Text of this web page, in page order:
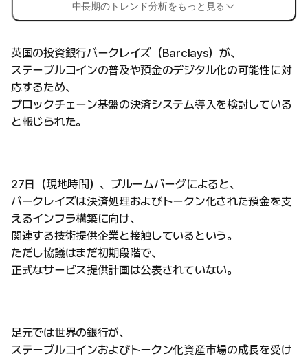
中長期のトレンド分析をもっと見る
英国の投資銀行バークレイズ（Barclays）が、
ステーブルコインの普及や預金のデジタル化の可能性に対
応するため、
ブロックチェーン基盤の決済システム導入を検討している
と報じられた。
27日（現地時間）、ブルームバーグによると、
バークレイズは決済処理およびトークン化された預金を支
えるインフラ構築に向け、
関連する技術提供企業と接触しているという。
ただし協議はまだ初期段階で、
正式なサービス提供計画は公表されていない。
足元では世界の銀行が、
ステーブルコインおよびトークン化資産市場の成長を受け